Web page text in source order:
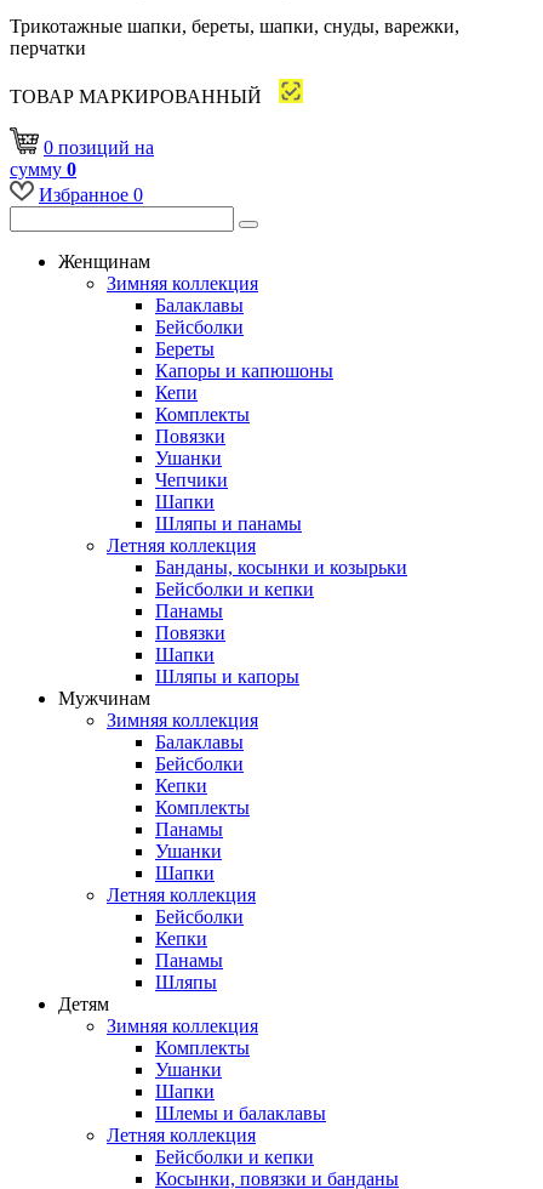
Трикотажные шапки, береты, шапки, снуды, варежки,
перчатки
ТОВАР МАРКИРОВАННЫЙ
0 позиций на
сумму 0
Избранное 0
Женщинам
Зимняя коллекция
Балаклавы
Бейсболки
Береты
Капоры и капюшоны
Кепи
Комплекты
Повязки
Ушанки
Чепчики
Шапки
Шляпы и панамы
Летняя коллекция
Банданы, косынки и козырьки
Бейсболки и кепки
Панамы
Повязки
Шапки
Шляпы и капоры
Мужчинам
Зимняя коллекция
Балаклавы
Бейсболки
Кепки
Комплекты
Панамы
Ушанки
Шапки
Летняя коллекция
Бейсболки
Кепки
Панамы
Шляпы
Детям
Зимняя коллекция
Комплекты
Ушанки
Шапки
Шлемы и балаклавы
Летняя коллекция
Бейсболки и кепки
Косынки, повязки и банданы